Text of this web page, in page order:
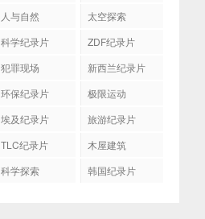
人与自然
太空探索
科学纪录片
ZDF纪录片
犯罪现场
新西兰纪录片
环保纪录片
极限运动
埃及纪录片
旅游纪录片
TLC纪录片
木屋建筑
科学探索 韩国纪录片